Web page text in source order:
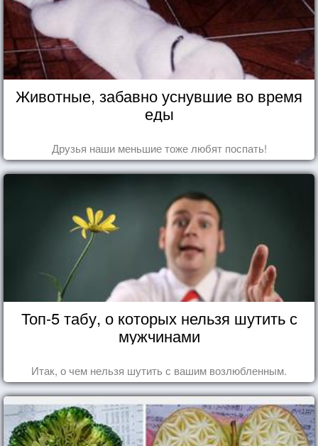
Животные, забавно уснувшие во время
еды
Друзья наши меньшие тоже любят поспать!
Топ-5 табу, о которых нельзя шутить с
мужчинами
Итак, о чем нельзя шутить с вашим возлюбленным.